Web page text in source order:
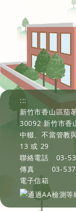
:::
新竹市香山區茄
30092 新竹市香
中輟、不當管教
13 或 29
聯絡電話
03-
傳真
03-
電子信箱